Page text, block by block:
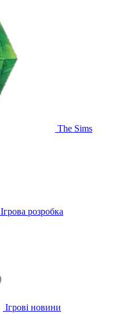
The Sims
Ігрова розробка
Ігрові новини